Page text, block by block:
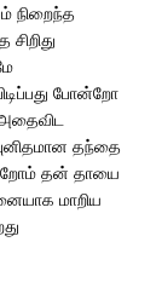
நிறைந்த
போன்றோ
தந்தை
தன் தாயை
மாறிய